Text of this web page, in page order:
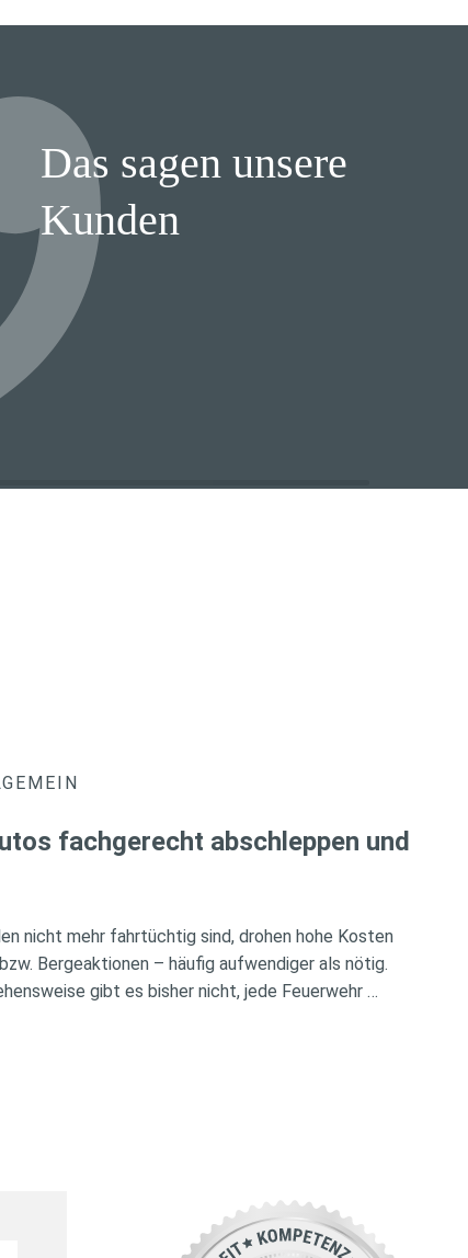
Das sagen unsere
Kunden
fachgerecht abschleppen und
nicht mehr fahrtüchtig sind, drohen hohe Kosten
Bergeaktionen – häufig aufwendiger als nötig.
gibt es bisher nicht, jede Feuerwehr …